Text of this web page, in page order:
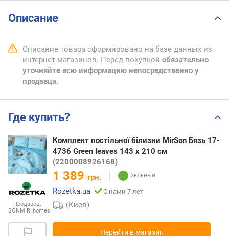
Описание
Описание товара сформировано на базе данных из
интернет-магазинов. Перед покупкой обязательно
уточняйте всю информацию непосредственно у
продавца.
Где купить?
Продавец:
SONMIR_homes
Комплект постільної білизни MirSon Бязь 17-
4736 Green leaves 143 x 210 см
(2200008926168)
1 389 грн.
Rozetka.ua
С нами 7 лет
(Киев)
Перейти в магазин